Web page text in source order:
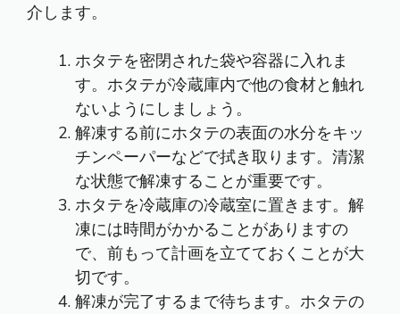
介します。
ホタテを密閉された袋や容器に入れま
す。ホタテが冷蔵庫内で他の食材と触れ
ないようにしましょう。
解凍する前にホタテの表面の水分をキッ
チンペーパーなどで拭き取ります。清潔
な状態で解凍することが重要です。
ホタテを冷蔵庫の冷蔵室に置きます。解
凍には時間がかかることがありますの
で、前もって計画を立てておくことが大
切です。
解凍が完了するまで待ちます。ホタテの